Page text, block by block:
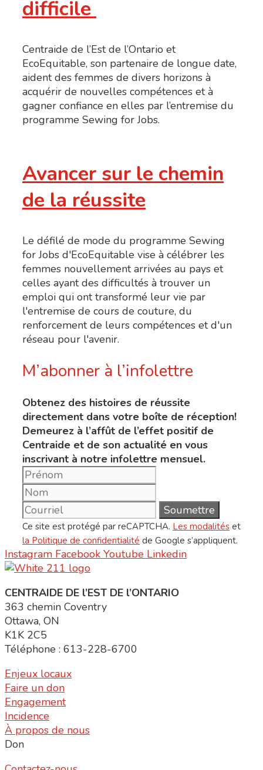
difficile
Centraide de l’Est de l’Ontario et
EcoEquitable, son partenaire de longue date,
aident des femmes de divers horizons à
acquérir de nouvelles compétences et à
gagner confiance en elles par l’entremise du
programme Sewing for Jobs.
Avancer sur le chemin
de la réussite
Le défilé de mode du programme Sewing
for Jobs d'EcoEquitable vise à célébrer les
femmes nouvellement arrivées au pays et
celles ayant des difficultés à trouver un
emploi qui ont transformé leur vie par
l'entremise de cours de couture, du
renforcement de leurs compétences et d'un
réseau pour l'avenir.
M’abonner à l’infolettre
Obtenez des histoires de réussite
directement dans votre boîte de réception!
Demeurez à l’affût de l’effet positif de
Centraide et de son actualité en vous
inscrivant à notre infolettre mensuel.
Ce site est protégé par reCAPTCHA. Les modalités et
la Politique de confidentialité de Google s’appliquent.
Instagram Facebook Youtube Linkedin
CENTRAIDE DE l’EST DE l’ONTARIO
363 chemin Coventry
Ottawa, ON
K1K 2C5
Téléphone : 613-228-6700
Enjeux locaux
Faire un don
Engagement
Incidence
À propos de nous
Don